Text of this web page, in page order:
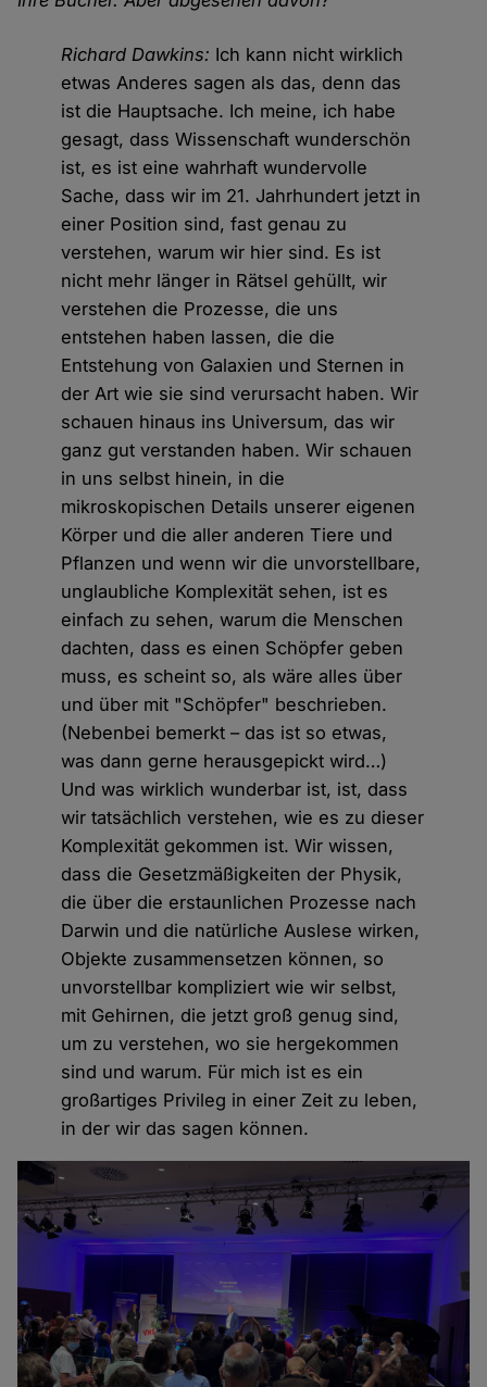
Richard Dawkins: Ich kann nicht wirklich
etwas Anderes sagen als das, denn das
ist die Hauptsache. Ich meine, ich habe
gesagt, dass Wissenschaft wunderschön
ist, es ist eine wahrhaft wundervolle
Sache, dass wir im 21. Jahrhundert jetzt in
einer Position sind, fast genau zu
verstehen, warum wir hier sind. Es ist
nicht mehr länger in Rätsel gehüllt, wir
verstehen die Prozesse, die uns
entstehen haben lassen, die die
Entstehung von Galaxien und Sternen in
der Art wie sie sind verursacht haben. Wir
schauen hinaus ins Universum, das wir
ganz gut verstanden haben. Wir schauen
in uns selbst hinein, in die
mikroskopischen Details unserer eigenen
Körper und die aller anderen Tiere und
Pflanzen und wenn wir die unvorstellbare,
unglaubliche Komplexität sehen, ist es
einfach zu sehen, warum die Menschen
dachten, dass es einen Schöpfer geben
muss, es scheint so, als wäre alles über
und über mit "Schöpfer" beschrieben.
(Nebenbei bemerkt – das ist so etwas,
was dann gerne herausgepickt wird…)
Und was wirklich wunderbar ist, ist, dass
wir tatsächlich verstehen, wie es zu dieser
Komplexität gekommen ist. Wir wissen,
dass die Gesetzmäßigkeiten der Physik,
die über die erstaunlichen Prozesse nach
Darwin und die natürliche Auslese wirken,
Objekte zusammensetzen können, so
unvorstellbar kompliziert wie wir selbst,
mit Gehirnen, die jetzt groß genug sind,
um zu verstehen, wo sie hergekommen
sind und warum. Für mich ist es ein
großartiges Privileg in einer Zeit zu leben,
in der wir das sagen können.